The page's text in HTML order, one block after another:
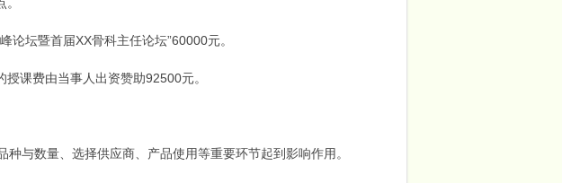
坛暨首届XX骨科主任论坛”60000元。
课费由当事人出资赞助92500元。
与数量、选择供应商、产品使用等重要环节起到影响作用。